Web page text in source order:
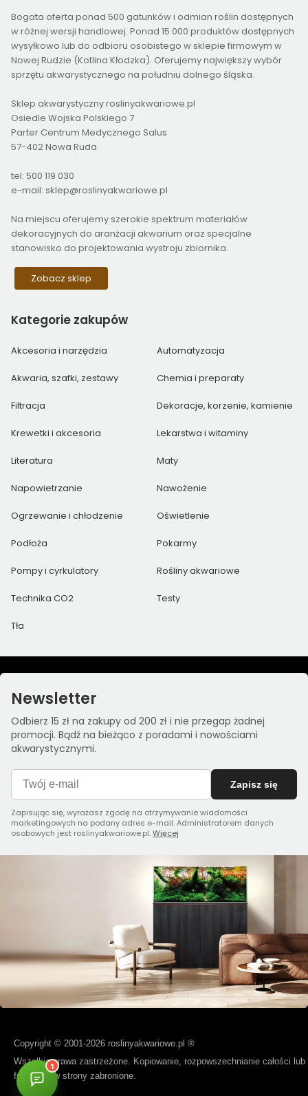
Bogata oferta ponad 500 gatunków i odmian roślin dostępnych
w różnej wersji handlowej. Ponad 15 000 produktów dostępnych
wysyłkowo lub do odbioru osobistego w sklepie firmowym w
Nowej Rudzie (Kotlina Kłodzka). Oferujemy największy wybór
sprzętu akwarystycznego na południu dolnego śląska.
Sklep akwarystyczny roslinyakwariowe.pl
Osiedle Wojska Polskiego 7
Parter Centrum Medycznego Salus
57-402 Nowa Ruda
tel: 500 119 030
e-mail: sklep@roslinyakwariowe.pl
Na miejscu oferujemy szerokie spektrum materiałów
dekoracyjnych do aranżacji akwarium oraz specjalne
stanowisko do projektowania wystroju zbiornika.
Zobacz sklep
Kategorie zakupów
Akcesoria i narzędzia Automatyzacja
Akwaria, szafki, zestawy Chemia i preparaty
Filtracja Dekoracje, korzenie, kamienie
Krewetki i akcesoria Lekarstwa i witaminy
Literatura Maty
Napowietrzanie Nawożenie
Ogrzewanie i chłodzenie Oświetlenie
Podłoża Pokarmy
Pompy i cyrkulatory Rośliny akwariowe
Technika CO2 Testy
Tła
Newsletter
Odbierz 15 zł na zakupy od 200 zł i nie przegap żadnej
promocji. Bądź na bieżąco z poradami i nowościami
akwarystycznymi.
Zapisz się
Zapisując się, wyrażasz zgodę na otrzymywanie wiadomości
marketingowych na podany adres e-mail. Administratorem danych
osobowych jest roslinyakwariowe.pl.Więcej
Copyright © 2001-2026 roslinyakwariowe.pl ®
Wszelkie prawa zastrzeżone. Kopiowanie, rozpowszechnianie całości lub
fragmentów strony zabronione.